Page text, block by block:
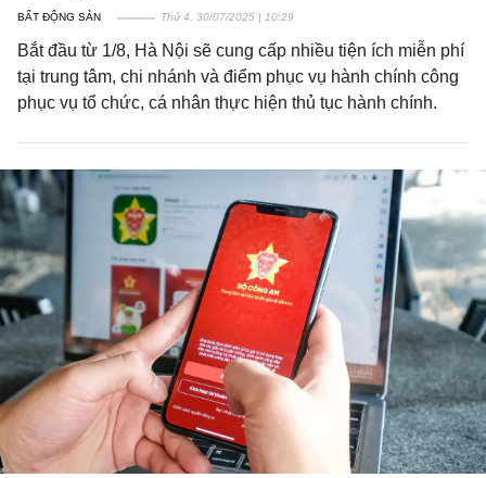
BẤT ĐỘNG SẢN Thứ 4, 30/07/2025 | 10:29
Bắt đầu từ 1/8, Hà Nội sẽ cung cấp nhiều tiện ích miễn phí
tại trung tâm, chi nhánh và điểm phục vụ hành chính công
phục vụ tổ chức, cá nhân thực hiện thủ tục hành chính.